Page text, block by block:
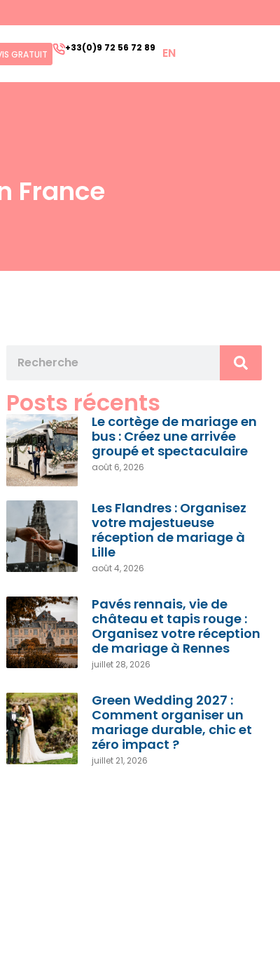
GRATUIT
+33(0)9 72 56 72 89 EN
France
Posts récents
Le cortège de mariage en
bus : Créez une arrivée
groupé et spectaculaire
août 6, 2026
Les Flandres : Organisez
votre majestueuse
réception de mariage à
Lille
août 4, 2026
Pavés rennais, vie de
château et tapis rouge :
Organisez votre réception
de mariage à Rennes
juillet 28, 2026
Green Wedding 2027 :
Comment organiser un
mariage durable, chic et
zéro impact ?
juillet 21, 2026